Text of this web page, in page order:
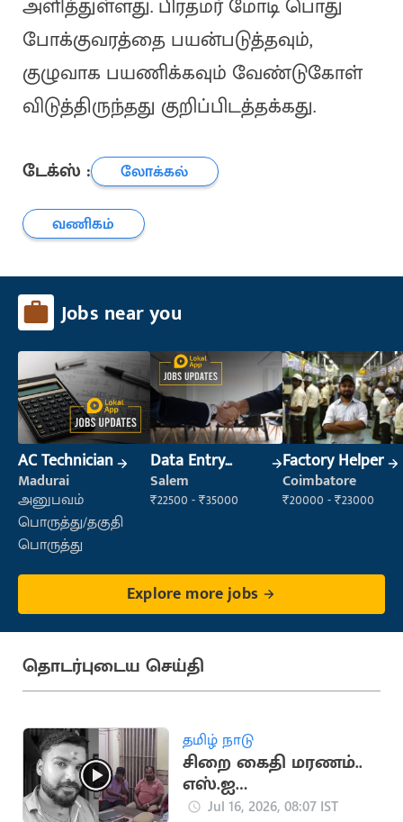
அளித்துள்ளது. பிரதமர் மோடி பொது
போக்குவரத்தை பயன்படுத்தவும்,
குழுவாக பயணிக்கவும் வேண்டுகோள்
விடுத்திருந்தது குறிப்பிடத்தக்கது.
டேக்ஸ் :
லோக்கல்
வணிகம்
Jobs near you
AC Technician
Madurai
அனுபவம்
பொருத்து/தகுதி
பொருத்து
Data Entry
Operator
Salem
₹22500 - ₹35000
Factory Helper
Coimbatore
₹20000 - ₹23000
Explore more jobs
தொடர்புடைய செய்தி
தமிழ் நாடு
சிறை கைதி மரணம்..
எஸ்.ஐ
ஆயுதப்படைக்கு
Jul 16, 2026, 08:07 IST